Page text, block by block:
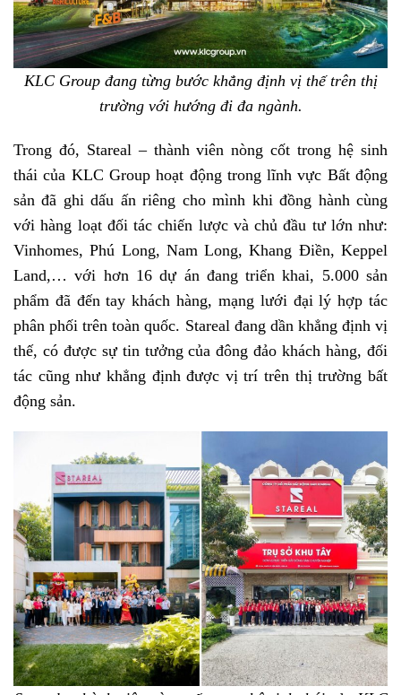
KLC Group đang từng bước khẳng định vị thế trên thị
trường với hướng đi đa ngành.
Trong đó, Stareal – thành viên nòng cốt trong hệ sinh
thái của KLC Group hoạt động trong lĩnh vực Bất động
sản đã ghi dấu ấn riêng cho mình khi đồng hành cùng
với hàng loạt đối tác chiến lược và chủ đầu tư lớn như:
Vinhomes, Phú Long, Nam Long, Khang Điền, Keppel
Land,… với hơn 16 dự án đang triển khai, 5.000 sản
phẩm đã đến tay khách hàng, mạng lưới đại lý hợp tác
phân phối trên toàn quốc. Stareal đang dần khẳng định vị
thế, có được sự tin tưởng của đông đảo khách hàng, đối
tác cũng như khẳng định được vị trí trên thị trường bất
động sản.